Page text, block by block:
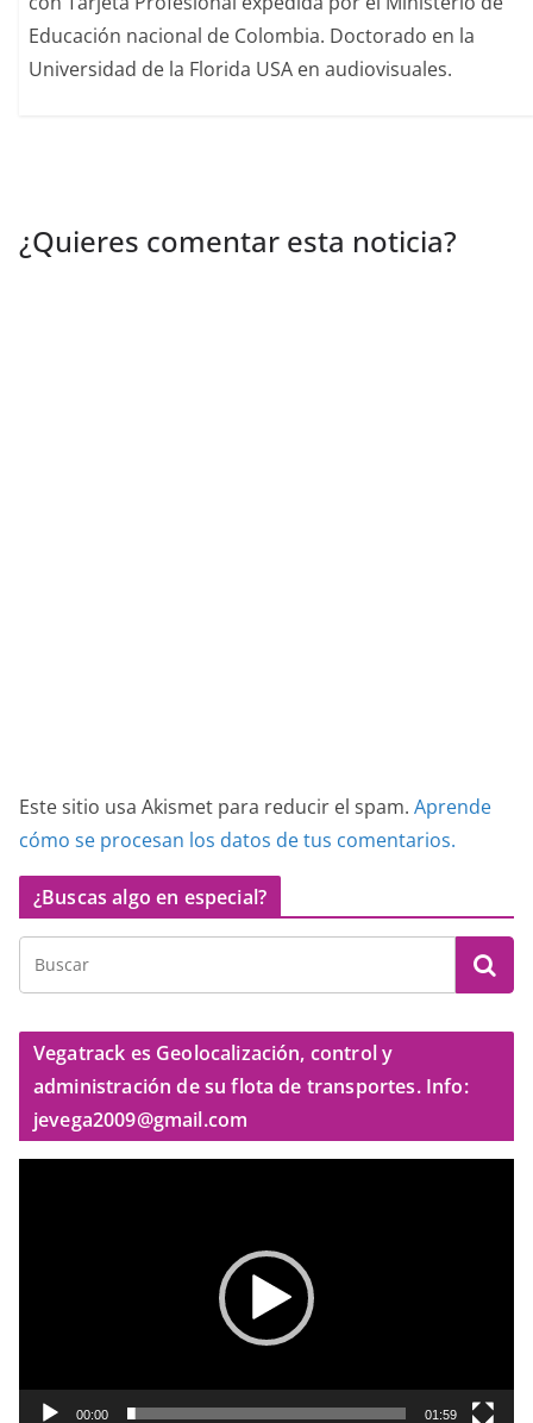
Educación nacional de Colombia. Doctorado en la
Universidad de la Florida USA en audiovisuales.
¿Quieres comentar esta noticia?
Este sitio usa Akismet para reducir el spam. Aprende
cómo se procesan los datos de tus comentarios.
¿Buscas algo en especial?
Vegatrack es Geolocalización, control y
administración de su flota de transportes. Info:
jevega2009@gmail.com
00:00 01:59